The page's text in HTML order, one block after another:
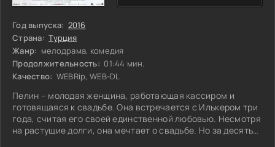
Год выпуска: 2016
Страна: Турция
Жанр: мелодрама, комедия
Продолжительность: 01:44 мин.
Качество: WEBRip, WEB-DL
Пелин – молодая женщина, работающая кассиром и
готовящаяся к свадьбе. Она встречается с Илькером три
года, считая его своей единственной любовью. Несмотря
на растущие долги, она мечтает о свадьбе. Но за десять